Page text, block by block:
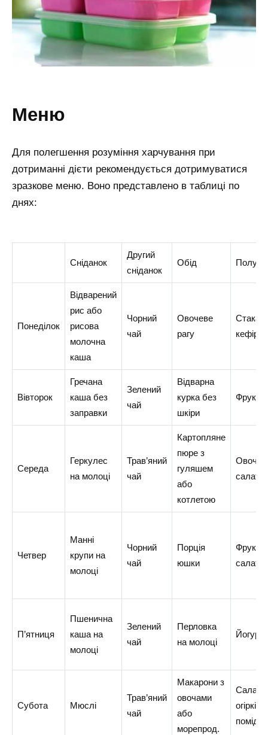
меню
Для полегшення розуміння харчування при
дотриманні дієти рекомендується дотримуватися
зразкове меню. Воно представлено в таблиці по
днях:
Сніданок
Другий
сніданок
Обід
Понеділок
Відварений
рис або
рисова
молочна
каша
Чорний
чай
Овочеве
рагу
Стакан
кефіру
Вівторок
Гречана
каша без
заправки
Зелений
чай
Відварна
курка без
шкіри
Фрукт
Середа
Геркулес
на молоці
Трав’яний
чай
Картопляне
пюре з
гуляшем
або
котлетою
салат
Четвер
Манні
крупи на
молоці
Чорний
чай
Порція
юшки
салат
П’ятниця
Пшенична
каша на
молоці
Зелений
чай
Перловка
на молоці
Йогурт
Субота Мюслі
Трав’яний
чай
Макарони з
овочами
або
морепрод.
Салат з
огірків і